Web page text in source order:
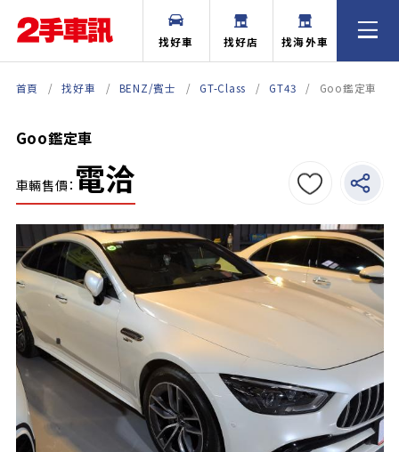
找好車 找好店 找海外車
首頁 找好車 BENZ/賓士 GT-Class GT43 Goo鑑定車
Goo鑑定車
車輛售價： 電洽